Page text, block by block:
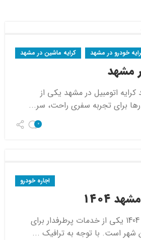
خودرو در مشهد کرایه ماشین در مشهد
مشهد
کرایه اتومبیل در مشهد یکی از
برای تجربه سفری راحت، سر...
0
اجاره خودرو
1404
اجاره خودرو در مشهد 1404 یکی از خدمات پرطرفدار برای
شهر است. با توجه به ترافیک ...